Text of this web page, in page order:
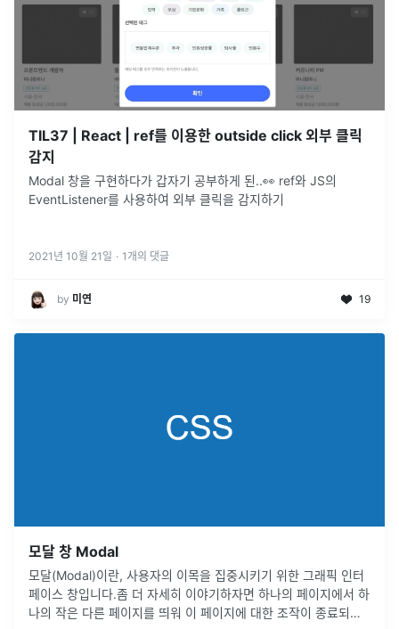
TIL37 | React | ref를 이용한 outside click 외부 클릭
감지
Modal 창을 구현하다가 갑자기 공부하게 된..👀 ref와 JS의
EventListener를 사용하여 외부 클릭을 감지하기
2021년 10월 21일 · 1 개의 댓글
by 미연 19
모달 창 Modal
모달(Modal)이란, 사용자의 이목을 집중시키기 위한 그래픽 인터
페이스 창입니다.좀 더 자세히 이야기하자면 하나의 페이지에서 하
나의 작은 다른 페이지를 띄워 이 페이지에 대한 조작이 종료되기